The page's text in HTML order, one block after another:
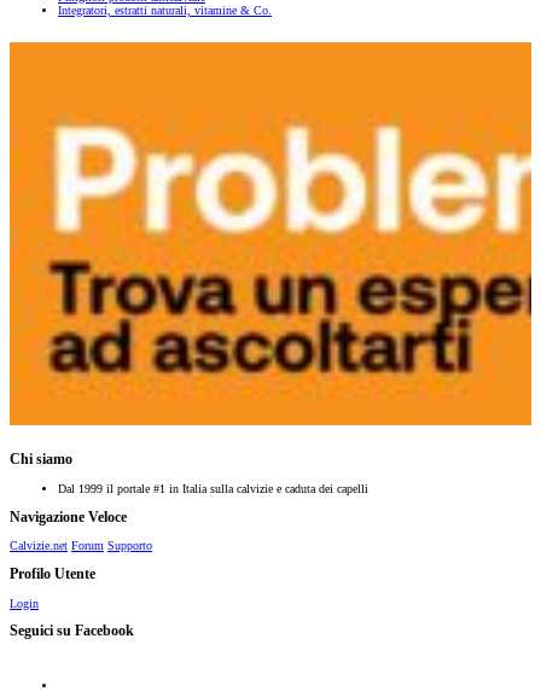
Integratori, estratti naturali, vitamine & Co.
Chi siamo
Dal 1999 il portale #1 in Italia sulla calvizie e caduta dei capelli
Navigazione Veloce
Calvizie.net Forum Supporto
Profilo Utente
Login
Seguici su Facebook